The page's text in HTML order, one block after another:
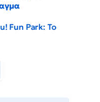
Fun Park: Το